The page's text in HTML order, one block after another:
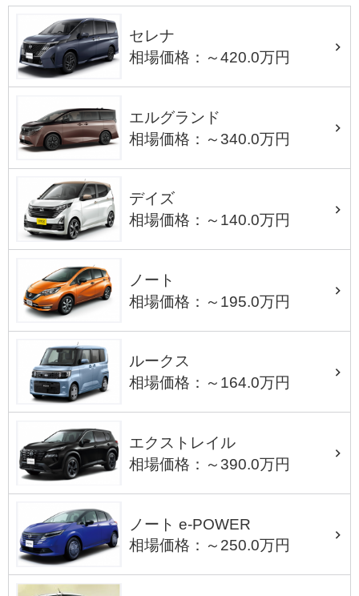
セレナ
相場価格：～420.0万円
エルグランド
相場価格：～340.0万円
デイズ
相場価格：～140.0万円
ノート
相場価格：～195.0万円
ルークス
相場価格：～164.0万円
エクストレイル
相場価格：～390.0万円
ノート e-POWER
相場価格：～250.0万円